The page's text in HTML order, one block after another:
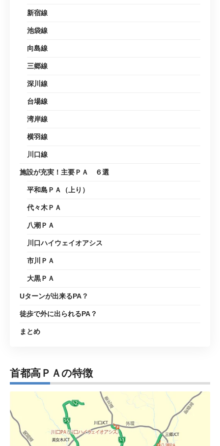
新宿線
池袋線
向島線
三郷線
深川線
台場線
湾岸線
横羽線
川口線
施設が充実！主要ＰＡ ６選
平和島ＰＡ（上り）
代々木ＰＡ
八潮ＰＡ
川口ハイウェイオアシス
市川ＰＡ
大黒ＰＡ
Uターンが出来るPA？
徒歩で外に出られるPA？
まとめ
首都高ＰＡの特徴